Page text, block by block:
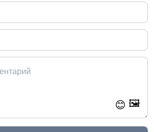
😊 🖼️